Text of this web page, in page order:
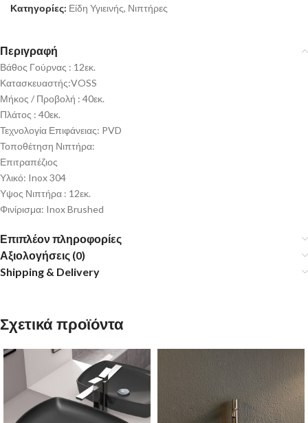
Κατηγορίες: Είδη Υγιεινής, Νιπτήρες
Περιγραφή
Βάθος Γούρνας : 12εκ.
Κατασκευαστής:VOSS
Μήκος / Προβολή : 40εκ.
Πλάτος : 40εκ.
Τεχνολογία Επιφάνειας: PVD
Τοποθέτηση Νιπτήρα:
Επιτραπέζιος
Υλικό: Inox 304
Υψος Νιπτήρα : 12εκ.
Φινίρισμα: Inox Brushed
Επιπλέον πληροφορίες
Αξιολογήσεις (0)
Shipping & Delivery
Σχετικά προϊόντα